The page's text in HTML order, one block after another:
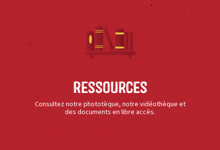
Ressources
Consultez notre phototèque, notre vidéothèque et
des documents en libre accès.